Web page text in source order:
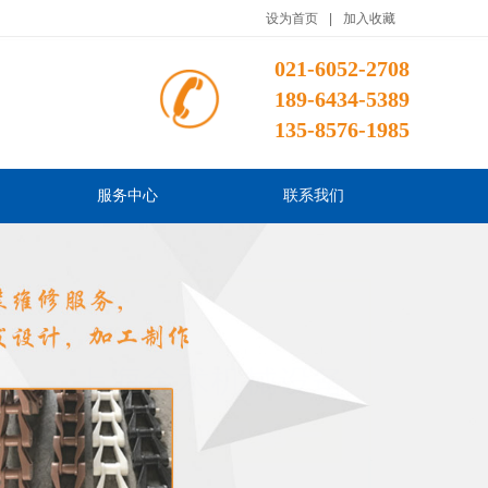
设为首页 加入收藏
021-6052-2708
189-6434-5389
135-8576-1985
服务中心 联系我们